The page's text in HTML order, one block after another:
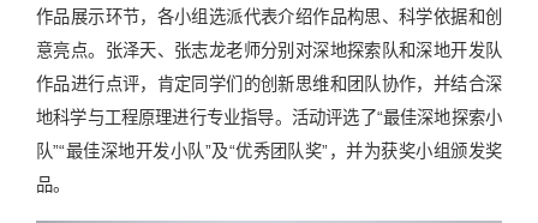
作品展示环节，各小组选派代表介绍作品构思、科学依据和创
意亮点。张泽天、张志龙老师分别对深地探索队和深地开发队
作品进行点评，肯定同学们的创新思维和团队协作，并结合深
地科学与工程原理进行专业指导。活动评选了“最佳深地探索小
队”“最佳深地开发小队”及“优秀团队奖”，并为获奖小组颁发奖
品。